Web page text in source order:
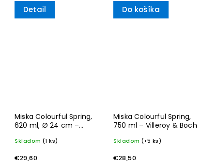
Detail Do košíka
Miska Colourful Spring,
620 ml, Ø 24 cm –
Skladom (1 ks)
€29,60
Miska Colourful Spring,
750 ml – Villeroy & Boch
Skladom (>5 ks)
€28,50